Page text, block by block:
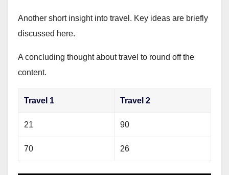
Another short insight into travel. Key ideas are briefly
discussed here.
A concluding thought about travel to round off the
content.
Travel 1 Travel 2
21 90
70 26